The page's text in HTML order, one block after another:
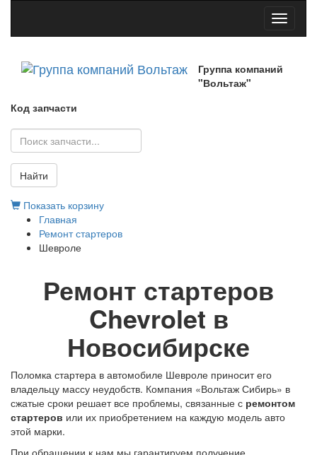
Toggle
Группа компаний
"Вольтаж"
Код запчасти
Найти
Показать корзину
Главная
Ремонт стартеров
Шевроле
Ремонт стартеров
Chevrolet в
Новосибирске
Поломка стартера в автомобиле Шевроле приносит его
владельцу массу неудобств. Компания «Вольтаж Сибирь» в
сжатые сроки решает все проблемы, связанные с ремонтом
стартеров или их приобретением на каждую модель авто
этой марки.
При обращении к нам мы гарантируем получение